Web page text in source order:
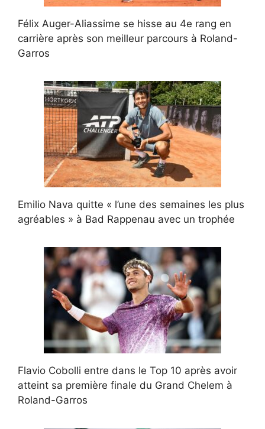
Félix Auger-Aliassime se hisse au 4e rang en
carrière après son meilleur parcours à Roland-
Garros
Emilio Nava quitte « l’une des semaines les plus
agréables » à Bad Rappenau avec un trophée
Flavio Cobolli entre dans le Top 10 après avoir
atteint sa première finale du Grand Chelem à
Roland-Garros